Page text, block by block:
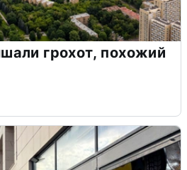
грохот, похожий